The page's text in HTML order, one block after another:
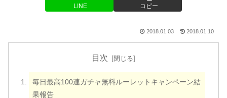
LINE コピー
2018.01.03 2018.01.10
目次
毎日最高100連ガチャ無料ルーレットキャンペーン結
果報告